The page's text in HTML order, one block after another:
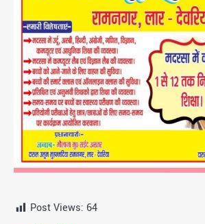
Post Views: 64